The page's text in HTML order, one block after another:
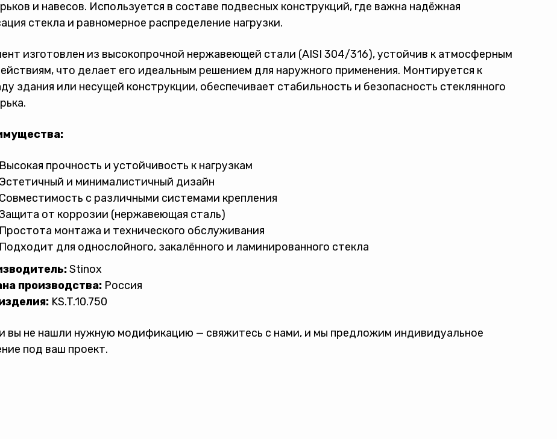
и навесов. Используется в составе подвесных конструкций, где важна надёжная
стекла и равномерное распределение нагрузки.
изготовлен из высокопрочной нержавеющей стали (AISI 304/316), устойчив к атмосферным
что делает его идеальным решением для наружного применения. Монтируется к
здания или несущей конструкции, обеспечивает стабильность и безопасность стеклянного
Высокая прочность и устойчивость к нагрузкам
Эстетичный и минималистичный дизайн
Совместимость с различными системами крепления
от коррозии (нержавеющая сталь)
Простота монтажа и технического обслуживания
Подходит для однослойного, закалённого и ламинированного стекла
Stinox
производства: Россия
KS.T.10.750
вы не нашли нужную модификацию — свяжитесь с нами, и мы предложим индивидуальное
под ваш проект.